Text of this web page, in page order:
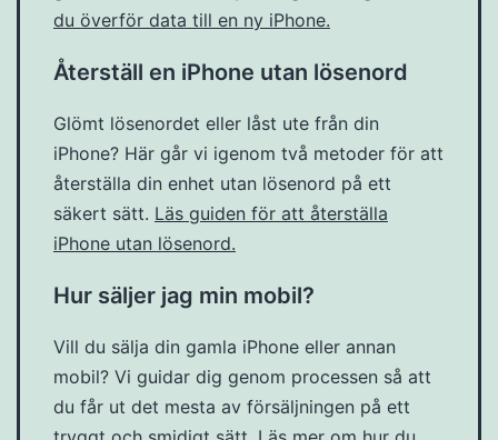
du överför data till en ny iPhone.
Återställ en iPhone utan lösenord
Glömt lösenordet eller låst ute från din
iPhone? Här går vi igenom två metoder för att
återställa din enhet utan lösenord på ett
säkert sätt. Läs guiden för att återställa
iPhone utan lösenord.
Hur säljer jag min mobil?
Vill du sälja din gamla iPhone eller annan
mobil? Vi guidar dig genom processen så att
du får ut det mesta av försäljningen på ett